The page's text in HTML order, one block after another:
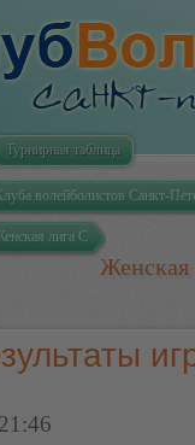
Турнирная таблица
волейболистов Санкт-
лига С
Женская